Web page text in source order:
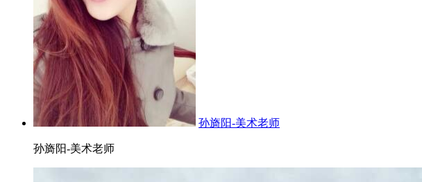
孙旖阳-美术老师
孙旖阳-美术老师